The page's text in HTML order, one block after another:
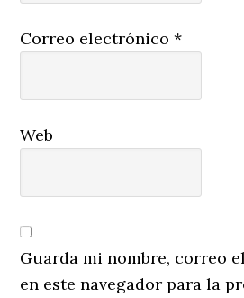
Correo electrónico*
Web
Guarda mi nombre, correo
en este navegador para la